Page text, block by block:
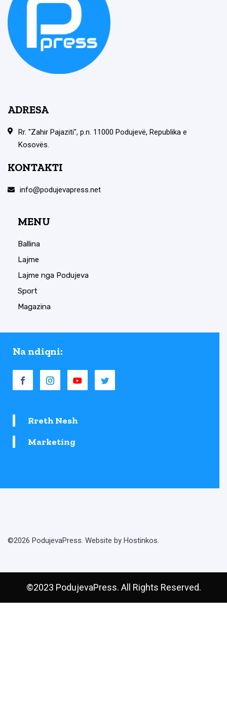
ADRESA
Rr. "Zahir Pajaziti", p.n. 11000 Podujevë, Republika e
Kosovës.
KONTAKTI
info@podujevapress.net
MENU
Ballina
Lajme
Lajme nga Podujeva
Sport
Magazina
Na ndiqni:
Rreth Nesh
Marketing
©2026 PodujevaPress. Website by Hostinkos.
©2023 PodujevaPress. All Rights Reserved.